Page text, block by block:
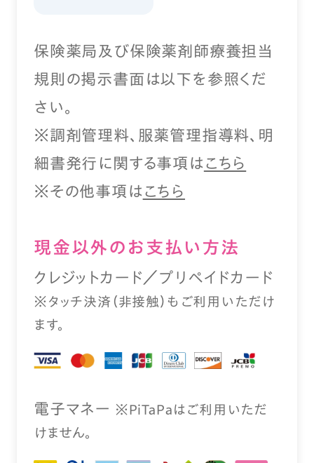
保険薬局及び保険薬剤師療養担当
規則の掲示書面は以下を参照くだ
さい。
※調剤管理料、服薬管理指導料、明
細書発行に関する事項は こちら
※その他事項は こちら
現⾦以外のお⽀払い⽅法
クレジットカード／プリペイドカード
※タッチ決済（⾮接触）もご利⽤いただけ
ます。
電⼦マネー ※PiTaPaはご利⽤いただ
けません。